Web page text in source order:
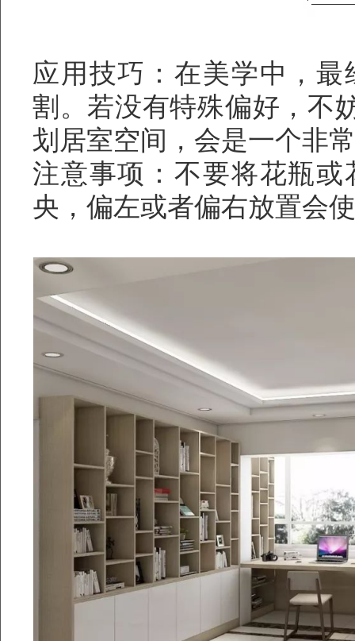
应用技巧：在美学中，
割。若没有特殊偏好，不
划居室空间，会是一个非
注意事项：不要将花瓶
央，偏左或者偏右放置会